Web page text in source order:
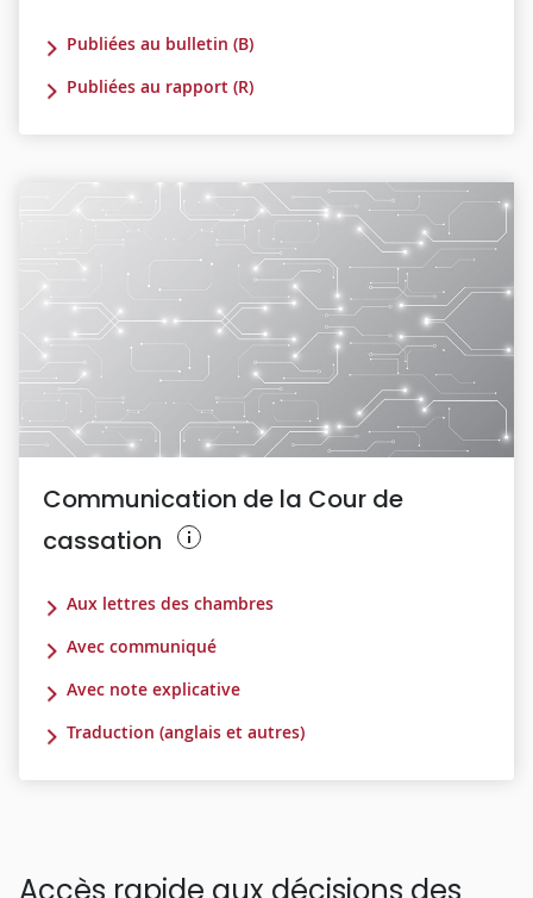
Publiées au bulletin (B)
Publiées au rapport (R)
Communication de la Cour de
cassation
Aux lettres des chambres
Avec communiqué
Avec note explicative
Traduction (anglais et autres)
Accès rapide aux décisions des